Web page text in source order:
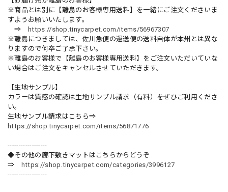
※商品とは別に【離島のお客様専用送料】を一緒にご注文くださいま
すようお願いいたします。
⇒
https://shop.tinycarpet.com/items/56967307
※離島につきましては、佐川急便の運送便の送料自体が本州とは異な
りますので何卒ご了承下さい。
※離島のお客様で【離島のお客様専用送料】をご注文いただいていな
い場合はご注文をキャンセルさせていただきます。
【生地サンプル】
カラーは質感の確認は生地サンプル請求（有料）をぜひご利用くださ
い。
生地サンプル請求はこちら⇒
https://shop.tinycarpet.com/items/56871776
------------------
◆その他の廊下敷きマットはこちらからどうぞ
⇒
https://shop.tinycarpet.com/categories/3996127
------------------